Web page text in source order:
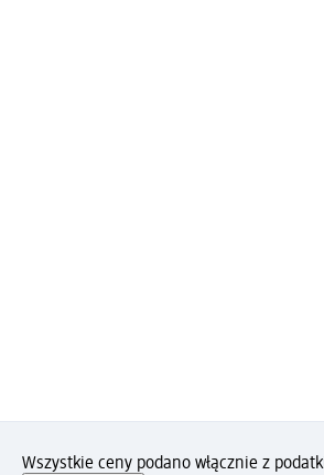
Wszystkie ceny podano włącznie z